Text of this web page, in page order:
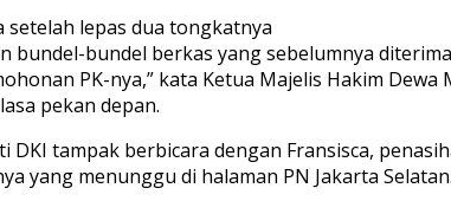
setelah lepas dua tongkatnya
bundel berkas yang sebelumnya
PK-nya,” kata Ketua Majelis Hakim Dewa
pekan depan.
tampak berbicara dengan Fransisca,
yang menunggu di halaman PN Jakarta Selatan.